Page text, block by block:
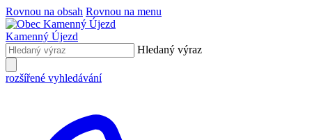
Rovnou na obsah Rovnou na menu
Kamenný Újezd
Hledaný výraz
rozšířené vyhledávání